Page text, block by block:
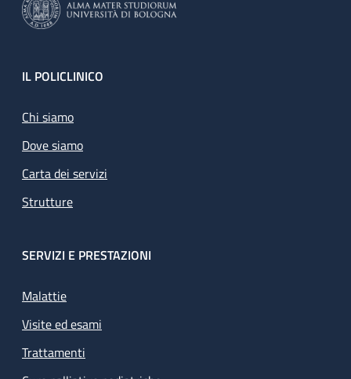
Footer
IL POLICLINICO
Chi siamo
Dove siamo
Carta dei servizi
Strutture
SERVIZI E PRESTAZIONI
Malattie
Visite ed esami
Trattamenti